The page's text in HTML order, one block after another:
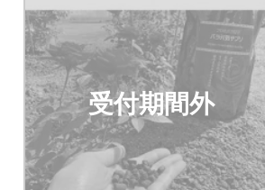
受付期間外